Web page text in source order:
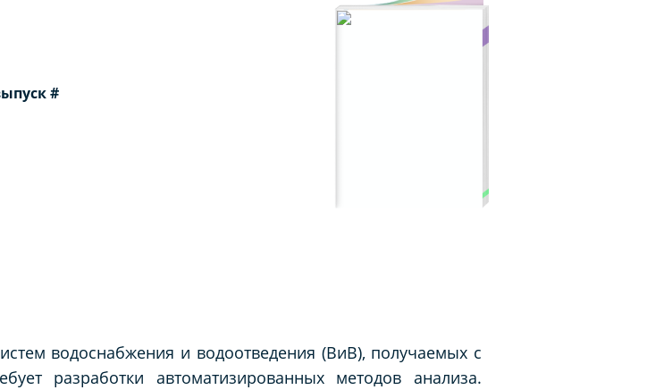
#
водоснабжения и водоотведения (ВиВ), получаемых с
разработки автоматизированных методов анализа.